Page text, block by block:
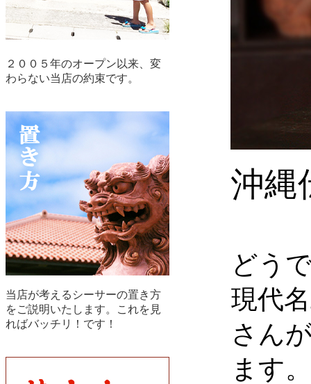
２００５年のオープン以来、変
わらない当店の約束です。
当店が考えるシーサーの置き方
をご説明いたします。これを見
ればバッチリ！です！
沖縄
どう
現代
さん
ます。